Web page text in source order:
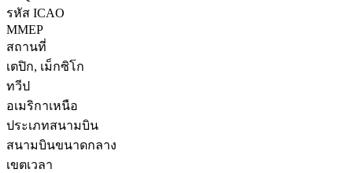
รหัส ICAO
MMEP
สถานที่
เตปิก, เม็กซิโก
ทวีป
อเมริกาเหนือ
ประเภทสนามบิน
สนามบินขนาดกลาง
เขตเวลา